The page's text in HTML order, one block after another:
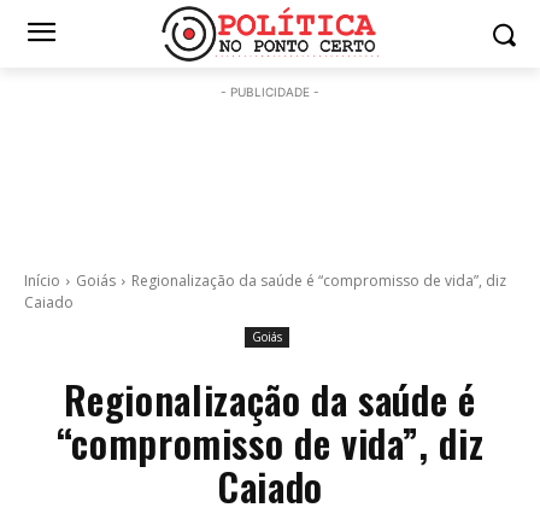
- PUBLICIDADE -
Início Goiás
Regionalização da saúde é “compromisso de vida”, diz
Caiado
Goiás
Regionalização da saúde é
“compromisso de vida”, diz
Caiado